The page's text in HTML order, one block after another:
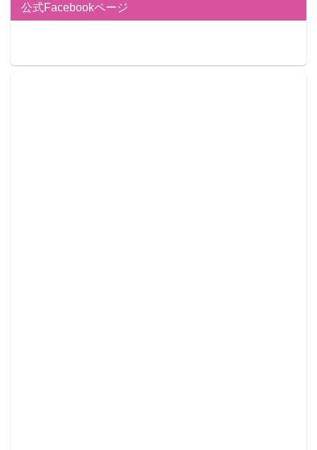
公式Facebookページ